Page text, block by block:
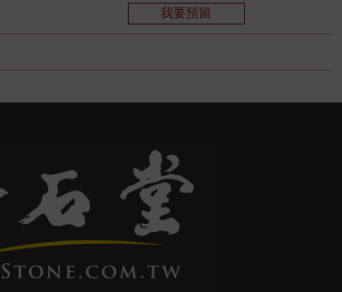
我要預留